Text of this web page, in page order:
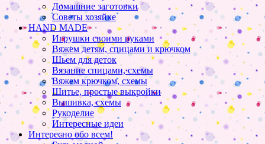
Домашние заготовки
Советы хозяйке
HAND MADE
Игрушки своими руками
Вяжем детям, спицами и крючком
Шьем для деток
Вязание спицами, схемы
Вяжем крючком, схемы
Шитье, простые выкройки
Вышивка, схемы
Рукоделие
Интересные идеи
Интересно обо всем!